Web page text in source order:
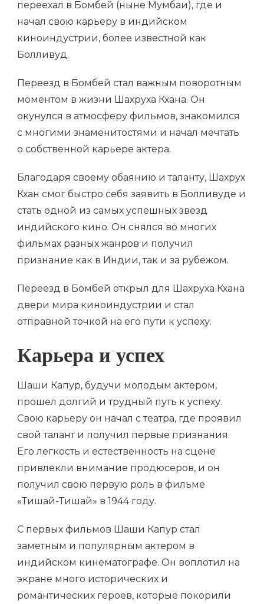
переехал в Бомбей (ныне Мумбаи), где и
начал свою карьеру в индийском
киноиндустрии, более известной как
Болливуд.
Переезд в Бомбей стал важным поворотным
моментом в жизни Шахруха Кхана. Он
окунулся в атмосферу фильмов, знакомился
с многими знаменитостями и начал мечтать
о собственной карьере актера.
Благодаря своему обаянию и таланту, Шахрух
Кхан смог быстро себя заявить в Болливуде и
стать одной из самых успешных звезд
индийского кино. Он снялся во многих
фильмах разных жанров и получил
признание как в Индии, так и за рубежом.
Переезд в Бомбей открыл для Шахруха Кхана
двери мира киноиндустрии и стал
отправной точкой на его пути к успеху.
Карьера и успех
Шаши Капур, будучи молодым актером,
прошел долгий и трудный путь к успеху.
Свою карьеру он начал с театра, где проявил
свой талант и получил первые признания.
Его легкость и естественность на сцене
привлекли внимание продюсеров, и он
получил свою первую роль в фильме
«Тишай-Тишай» в 1944 году.
С первых фильмов Шаши Капур стал
заметным и популярным актером в
индийском кинематографе. Он воплотил на
экране много исторических и
романтических героев, которые покорили